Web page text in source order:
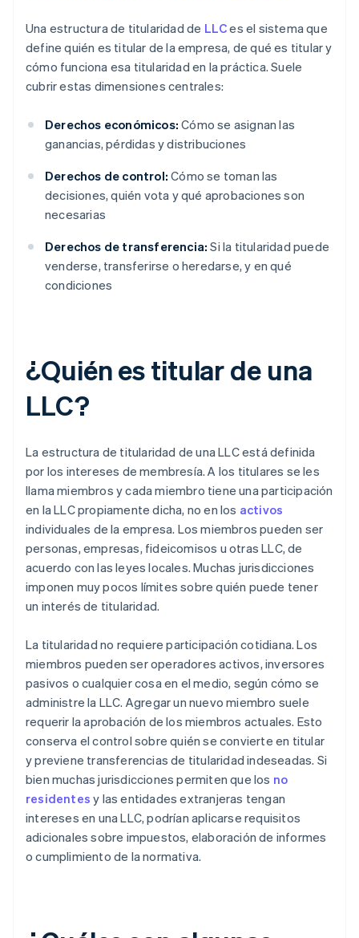
Una estructura de titularidad de LLCes el sistema que
define quién es titular de la empresa, de qué es titular y
cómo funciona esa titularidad en la práctica. Suele
cubrir estas dimensiones centrales:
Derechos económicos: Cómo se asignan las
ganancias, pérdidas y distribuciones
Derechos de control: Cómo se toman las
decisiones, quién vota y qué aprobaciones son
necesarias
Derechos de transferencia: Si la titularidad puede
venderse, transferirse o heredarse, y en qué
condiciones
¿Quién es titular de una
LLC?
La estructura de titularidad de una LLC está definida
por los intereses de membresía. A los titulares se les
llama miembros y cada miembro tiene una participación
en la LLC propiamente dicha, no en los activos
individuales de la empresa. Los miembros pueden ser
personas, empresas, fideicomisos u otras LLC, de
acuerdo con las leyes locales. Muchas jurisdicciones
imponen muy pocos límites sobre quién puede tener
un interés de titularidad.
La titularidad no requiere participación cotidiana. Los
miembros pueden ser operadores activos, inversores
pasivos o cualquier cosa en el medio, según cómo se
administre la LLC. Agregar un nuevo miembro suele
requerir la aprobación de los miembros actuales. Esto
conserva el control sobre quién se convierte en titular
y previene transferencias de titularidad indeseadas. Si
bien muchas jurisdicciones permiten que los no
residentes y las entidades extranjeras tengan
intereses en una LLC, podrían aplicarse requisitos
adicionales sobre impuestos, elaboración de informes
o cumplimiento de la normativa.